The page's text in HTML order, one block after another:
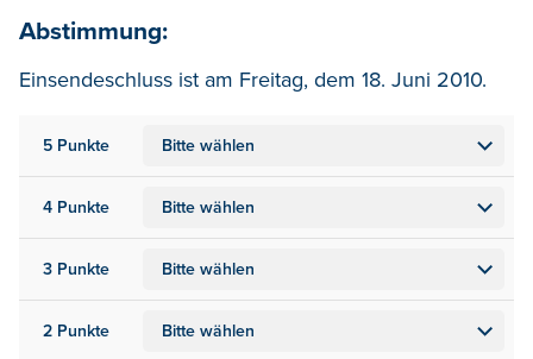
Abstimmung:
Einsendeschluss ist am Freitag, dem 18. Juni 2010.
5 Punkte
4 Punkte
3 Punkte
2 Punkte